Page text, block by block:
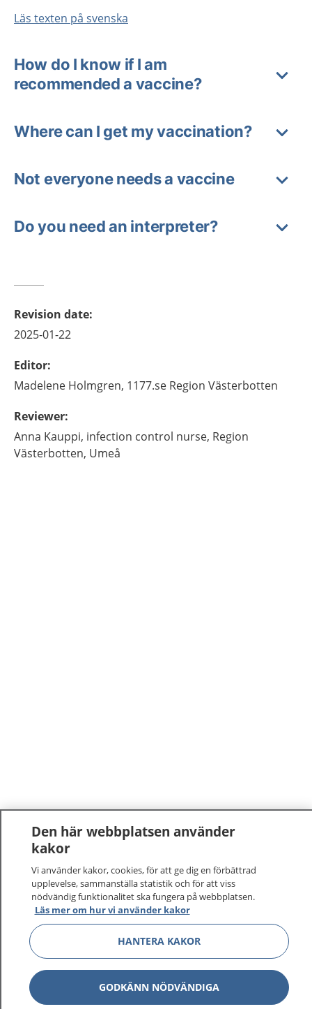
Läs texten på svenska
How do I know if I am
recommended a vaccine?
Where can I get my vaccination?
Not everyone needs a vaccine
Do you need an interpreter?
Revision date:
2025-01-22
Editor:
Madelene Holmgren, 1177.se Region Västerbotten
Reviewer:
Anna Kauppi, infection control nurse, Region
Västerbotten, Umeå
På 1177.se får du råd om hälsa och information om
sjukdomar och vilka mottagningar du kan kontakta.
Logga in för att läsa din journal och göra dina
vårdärenden. Ring telefonnummer 1177 för
sjukvårdsrådgivning dygnet runt.
1177 ger dig råd när du vill må bättre.
Den här webbplatsen använder
kakor
Vi använder kakor, cookies, för att ge dig en förbättrad
upplevelse, sammanställa statistik och för att viss
nödvändig funktionalitet ska fungera på webbplatsen.
Läs mer om hur vi använder kakor
HANTERA KAKOR
GODKÄNN NÖDVÄNDIGA